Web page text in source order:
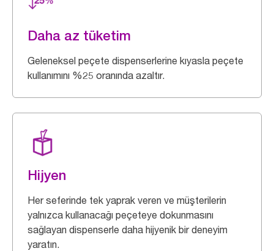
Daha az tüketim
Geleneksel peçete dispenserlerine kıyasla peçete
kullanımını %25 oranında azaltır.
Hijyen
Her seferinde tek yaprak veren ve müşterilerin
yalnızca kullanacağı peçeteye dokunmasını
sağlayan dispenserle daha hijyenik bir deneyim
yaratın.